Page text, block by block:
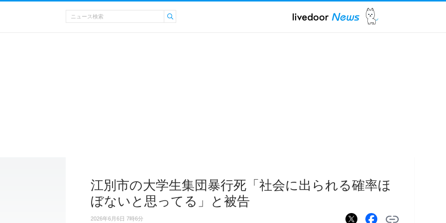
江別市の大学生集団暴行死「社会に出られる確率ほ
ぼないと思ってる」と被告
2026年6月6日 7時6分